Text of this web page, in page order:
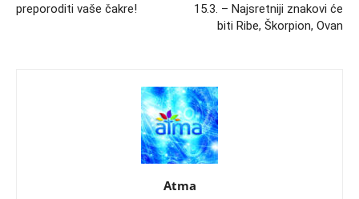
preporoditi vaše čakre!
15.3. – Najsretniji znakovi će
biti Ribe, Škorpion, Ovan
Atma